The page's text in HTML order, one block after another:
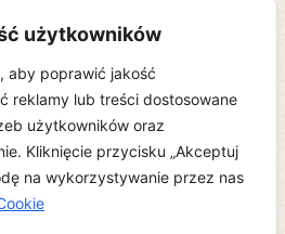
użytkowników
aby poprawić jakość
reklamy lub treści dostosowane
użytkowników oraz
Kliknięcie przycisku „Akceptuj
na wykorzystywanie przez nas
MEBLI CZAR is proudly powered by